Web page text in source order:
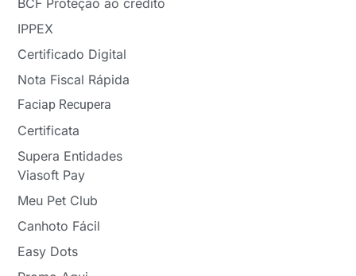
BCF Proteção ao crédito
IPPEX
Certificado Digital
Nota Fiscal Rápida
Faciap Recupera
Certificata
Supera Entidades
Viasoft Pay
Meu Pet Club
Canhoto Fácil
Easy Dots